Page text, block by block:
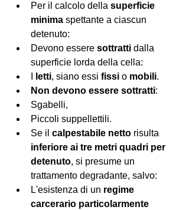
Per il calcolo della superficie
minima spettante a ciascun
detenuto:
Devono essere sottratti dalla
superficie lorda della cella:
letti, siano essi fissi o mobili.
Non devono essere sottratti:
Sgabelli,
Piccoli suppellettili.
Se il calpestabile netto
inferiore ai tre metri quadri per
detenuto, si presume un
trattamento degradante, salvo:
L'esistenza di un regime
carcerario particolarmente